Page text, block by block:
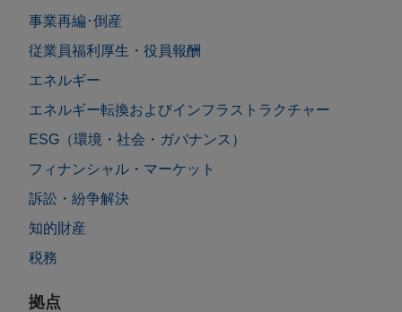
事業再編･倒産
従業員福利厚生・役員報酬
エネルギー
エネルギー転換およびインフラストラクチャー
ESG（環境・社会・ガバナンス）
フィナンシャル・マーケット
訴訟・紛争解決
知的財産
税務
拠点